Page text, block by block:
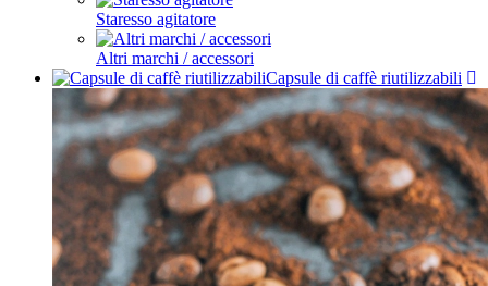
Staresso agitatore
Altri marchi / accessori
Capsule di caffè riutilizzabili